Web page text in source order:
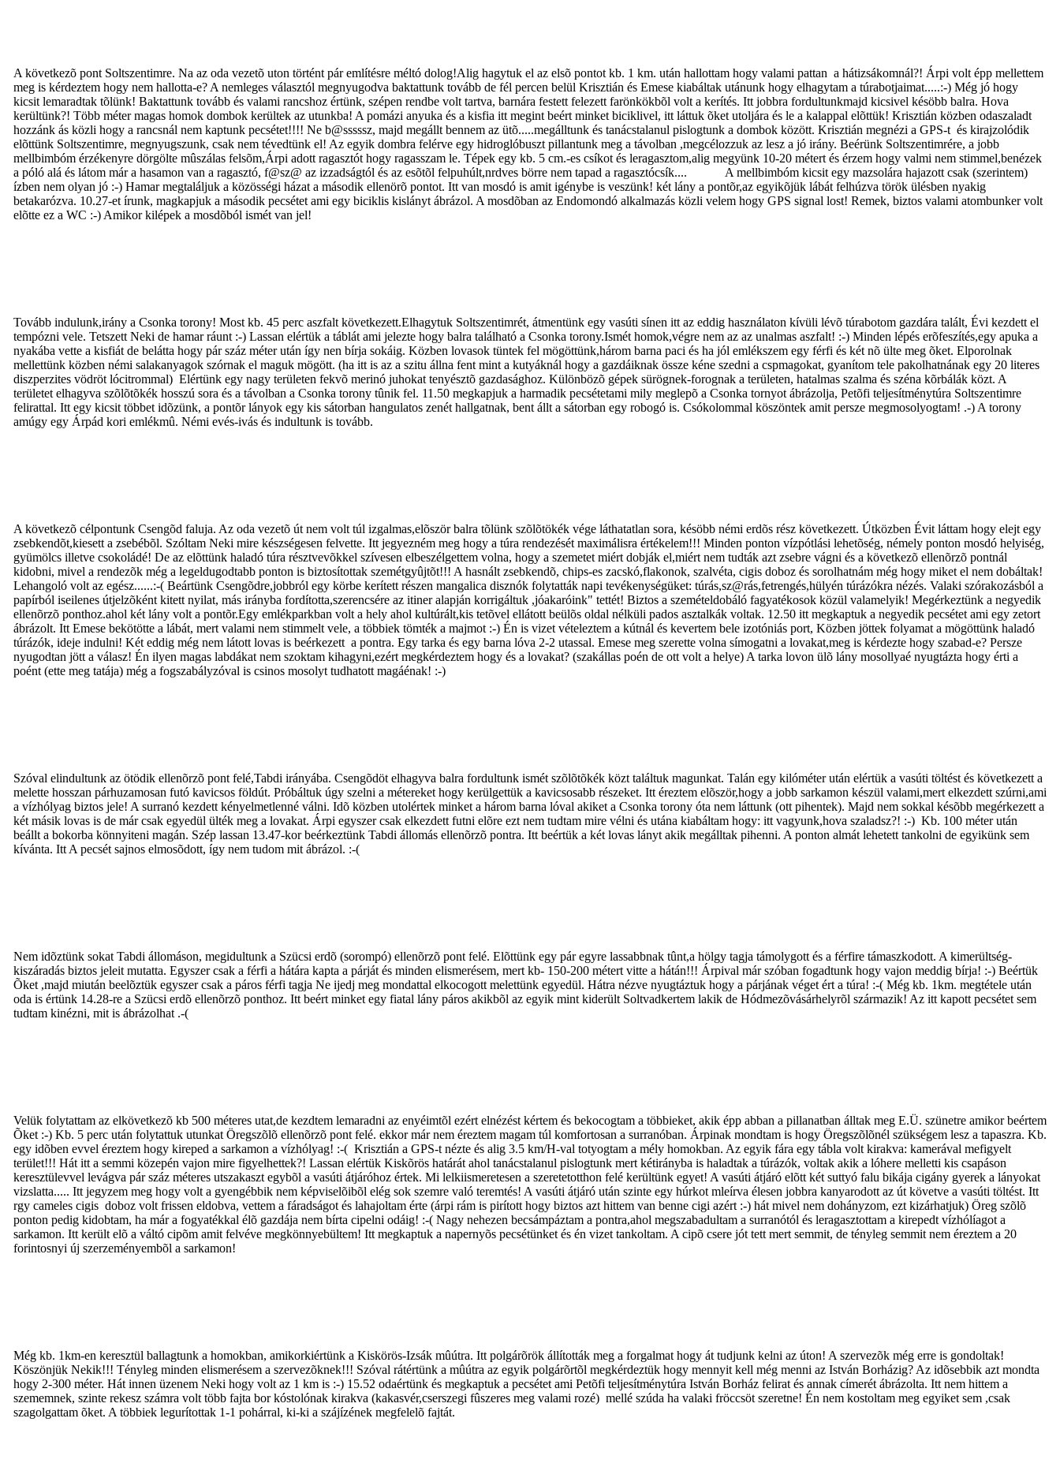
A következõ pont Soltszentimre. Na az oda vezetõ uton történt pár említésre méltó dolog!Alig hagytuk el az elsõ pontot kb. 1 km. után hallottam hogy valami pattan a hátizsákomnál?! Árpi volt épp mellettem
meg is kérdeztem hogy nem hallotta-e? A nemleges választól megnyugodva baktattunk tovább de fél percen belül Krisztián és Emese kiabáltak utánunk hogy elhagytam a túrabotjaimat.....:-) Még jó hogy
kicsit lemaradtak tõlünk! Baktattunk tovább és valami rancshoz értünk, szépen rendbe volt tartva, barnára festett felezett farönkökbõl volt a kerítés. Itt jobbra fordultunkmajd kicsivel késöbb balra. Hova
kerültünk?! Több méter magas homok dombok kerültek az utunkba! A pomázi anyuka és a kisfia itt megint beért minket biciklivel, itt láttuk õket utoljára és le a kalappal elõttük! Krisztián közben odaszaladt
hozzánk ás közli hogy a rancsnál nem kaptunk pecsétet!!!! Ne b@sssssz, majd megállt bennem az ütõ.....megálltunk és tanácstalanul pislogtunk a dombok között. Krisztián megnézi a GPS-t és kirajzolódik
elõttünk Soltszentimre, megnyugszunk, csak nem tévedtünk el! Az egyik dombra felérve egy hidroglóbuszt pillantunk meg a távolban ,megcélozzuk az lesz a jó irány. Beérünk Soltszentimrére, a jobb
mellbimbóm érzékenyre dörgölte mûszálas felsõm,Árpi adott ragasztót hogy ragasszam le. Tépek egy kb. 5 cm.-es csíkot és leragasztom,alig megyünk 10-20 métert és érzem hogy valmi nem stimmel,benézek
a póló alá és látom már a hasamon van a ragasztó, f@sz@ az izzadságtól és az esõtõl felpuhúlt,nrdves börre nem tapad a ragasztócsík.... A mellbimbóm kicsit egy mazsolára hajazott csak (szerintem)
ízben nem olyan jó :-) Hamar megtaláljuk a közösségi házat a második ellenörõ pontot. Itt van mosdó is amit igénybe is veszünk! két lány a pontõr,az egyikõjük lábát felhúzva török ülésben nyakig
betakarózva. 10.27-et írunk, magkapjuk a második pecsétet ami egy biciklis kislányt ábrázol. A mosdõban az Endomondó alkalmazás közli velem hogy GPS signal lost! Remek, biztos valami atombunker volt
elõtte ez a WC :-) Amikor kilépek a mosdõból ismét van jel!
Tovább indulunk,irány a Csonka torony! Most kb. 45 perc aszfalt következett.Elhagytuk Soltszentimrét, átmentünk egy vasúti sínen itt az eddig használaton kívüli lévõ túrabotom gazdára talált, Évi kezdett el
tempózni vele. Tetszett Neki de hamar ráunt :-) Lassan elértük a táblát ami jelezte hogy balra található a Csonka torony.Ismét homok,végre nem az az unalmas aszfalt! :-) Minden lépés erõfeszítés,egy apuka a
nyakába vette a kisfiát de belátta hogy pár száz méter után így nen bírja sokáig. Közben lovasok tüntek fel mögöttünk,három barna paci és ha jól emlékszem egy férfi és két nõ ülte meg õket. Elporolnak
mellettünk közben némi salakanyagok szórnak el maguk mögött. (ha itt is az a szitu állna fent mint a kutyáknál hogy a gazdáiknak össze kéne szedni a cspmagokat, gyanítom tele pakolhatnának egy 20 literes
diszperzites vödröt lócitrommal) Elértünk egy nagy területen fekvõ merinó juhokat tenyésztõ gazdasághoz. Különbözõ gépek sürögnek-forognak a területen, hatalmas szalma és széna kõrbálák közt. A
területet elhagyva szõlõtõkék hosszú sora és a távolban a Csonka torony tûnik fel. 11.50 megkapjuk a harmadik pecsétetami mily meglepõ a Csonka tornyot ábrázolja, Petõfi teljesítménytúra Soltszentimre
felirattal. Itt egy kicsit többet idõzünk, a pontõr lányok egy kis sátorban hangulatos zenét hallgatnak, bent állt a sátorban egy robogó is. Csókolommal köszöntek amit persze megmosolyogtam! .-) A torony
amúgy egy Árpád kori emlékmû. Némi evés-ivás és indultunk is tovább.
A következõ célpontunk Csengõd faluja. Az oda vezetõ út nem volt túl izgalmas,elõször balra tõlünk szõlõtökék vége láthatatlan sora, késöbb némi erdõs rész következett. Útközben Évit láttam hogy elejt egy
zsebkendõt,kiesett a zsebébõl. Szóltam Neki mire készségesen felvette. Itt jegyezném meg hogy a túra rendezését maximálisra értékelem!!! Minden ponton vízpótlási lehetõség, némely ponton mosdó helyiség,
gyümölcs illetve csokoládé! De az elõttünk haladó túra résztvevõkkel szívesen elbeszélgettem volna, hogy a szemetet miért dobják el,miért nem tudták azt zsebre vágni és a következõ ellenõrzõ pontnál
kidobni, mivel a rendezõk még a legeldugodtabb ponton is biztosítottak szemétgyûjtõt!!! A hasnált zsebkendõ, chips-es zacskó,flakonok, szalvéta, cigis doboz és sorolhatnám még hogy miket el nem dobáltak!
Lehangoló volt az egész......:-( Beártünk Csengõdre,jobbról egy körbe kerített részen mangalica disznók folytatták napi tevékenységüket: túrás,sz@rás,fetrengés,hülyén túrázókra nézés. Valaki szórakozásból a
papírból iseilenes útjelzõként kitett nyilat, más irányba fordította,szerencsére az itiner alapján korrigáltuk ,jóakaróink" tettét! Biztos a szemételdobáló fagyatékosok közül valamelyik! Megérkeztünk a negyedik
ellenõrzõ ponthoz.ahol két lány volt a pontõr.Egy emlékparkban volt a hely ahol kultúrált,kis tetõvel ellátott beülõs oldal nélküli pados asztalkák voltak. 12.50 itt megkaptuk a negyedik pecsétet ami egy zetort
ábrázolt. Itt Emese bekötötte a lábát, mert valami nem stimmelt vele, a többiek tömték a majmot :-) Én is vizet vételeztem a kútnál és kevertem bele izotóniás port, Közben jöttek folyamat a mögöttünk haladó
túrázók, ideje indulni! Két eddig még nem látott lovas is beérkezett a pontra. Egy tarka és egy barna lóva 2-2 utassal. Emese meg szerette volna símogatni a lovakat,meg is kérdezte hogy szabad-e? Persze
nyugodtan jött a válasz! Én ilyen magas labdákat nem szoktam kihagyni,ezért megkérdeztem hogy és a lovakat? (szakállas poén de ott volt a helye) A tarka lovon ülõ lány mosollyaé nyugtázta hogy érti a
poént (ette meg tatája) még a fogszabályzóval is csinos mosolyt tudhatott magáénak! :-)
Szóval elindultunk az ötödik ellenõrzõ pont felé,Tabdi irányába. Csengõdöt elhagyva balra fordultunk ismét szõlõtõkék közt találtuk magunkat. Talán egy kilóméter után elértük a vasúti töltést és következett a
melette hosszan párhuzamosan futó kavicsos földút. Próbáltuk úgy szelni a métereket hogy kerülgettük a kavicsosabb részeket. Itt éreztem elõször,hogy a jobb sarkamon készül valami,mert elkezdett szúrni,ami
a vízhólyag biztos jele! A surranó kezdett kényelmetlenné válni. Idõ közben utolértek minket a három barna lóval akiket a Csonka torony óta nem láttunk (ott pihentek). Majd nem sokkal késõbb megérkezett a
két másik lovas is de már csak egyedül ülték meg a lovakat. Árpi egyszer csak elkezdett futni elõre ezt nem tudtam mire vélni és utána kiabáltam hogy: itt vagyunk,hova szaladsz?! :-) Kb. 100 méter után
beállt a bokorba könnyiteni magán. Szép lassan 13.47-kor beérkeztünk Tabdi állomás ellenõrzõ pontra. Itt beértük a két lovas lányt akik megálltak pihenni. A ponton almát lehetett tankolni de egyikünk sem
kívánta. Itt A pecsét sajnos elmosõdott, így nem tudom mit ábrázol. :-(
Nem idõztünk sokat Tabdi állomáson, megidultunk a Szücsi erdõ (sorompó) ellenõrzõ pont felé. Elõttünk egy pár egyre lassabbnak tûnt,a hölgy tagja támolygott és a férfire támaszkodott. A kimerültség-
kiszáradás biztos jeleit mutatta. Egyszer csak a férfi a hátára kapta a párját és minden elismerésem, mert kb- 150-200 métert vitte a hátán!!! Árpival már szóban fogadtunk hogy vajon meddig bírja! :-) Beértük
Õket ,majd miután beelõztük egyszer csak a páros férfi tagja Ne ijedj meg mondattal elkocogott melettünk egyedül. Hátra nézve nyugtáztuk hogy a párjának véget ért a túra! :-( Még kb. 1km. megtétele után
oda is értünk 14.28-re a Szücsi erdõ ellenõrzõ ponthoz. Itt beért minket egy fiatal lány páros akikbõl az egyik mint kiderült Soltvadkertem lakik de Hódmezõvásárhelyrõl származik! Az itt kapott pecsétet sem
tudtam kinézni, mit is ábrázolhat .-(
Velük folytattam az elkövetkezõ kb 500 méteres utat,de kezdtem lemaradni az enyéimtõl ezért elnézést kértem és bekocogtam a többieket, akik épp abban a pillanatban álltak meg E.Ü. szünetre amikor beértem
Õket :-) Kb. 5 perc után folytattuk utunkat Öregszõlõ ellenõrzõ pont felé. ekkor már nem éreztem magam túl komfortosan a surranóban. Árpinak mondtam is hogy Öregszõlõnél szükségem lesz a tapaszra. Kb.
egy idõben evvel éreztem hogy kireped a sarkamon a vízhólyag! :-( Krisztián a GPS-t nézte és alig 3.5 km/H-val totyogtam a mély homokban. Az egyik fára egy tábla volt kirakva: kamerával mefigyelt
terület!!! Hát itt a semmi közepén vajon mire figyelhettek?! Lassan elértük Kiskõrös határát ahol tanácstalanul pislogtunk mert kétirányba is haladtak a túrázók, voltak akik a lóhere melletti kis csapáson
keresztülevvel levágva pár száz méteres utszakaszt egybõl a vasúti átjáróhoz értek. Mi lelkiismeretesen a szeretetotthon felé kerültünk egyet! A vasúti átjáró elõtt két suttyó falu bikája cigány gyerek a lányokat
vizslatta..... Itt jegyzem meg hogy volt a gyengébbik nem képviselõibõl elég sok szemre való teremtés! A vasúti átjáró után szinte egy húrkot mleírva élesen jobbra kanyarodott az út követve a vasúti töltést. Itt
rgy cameles cigis doboz volt frissen eldobva, vettem a fáradságot és lahajoltam érte (árpi rám is pirított hogy biztos azt hittem van benne cigi azért :-) hát mivel nem dohányzom, ezt kizárhatjuk) Öreg szõlõ
ponton pedig kidobtam, ha már a fogyatékkal élõ gazdája nem bírta cipelni odáig! :-( Nagy nehezen becsámpáztam a pontra,ahol megszabadultam a surranótól és leragasztottam a kirepedt vízhólíagot a
sarkamon. Itt került elõ a váltó cipõm amit felvéve megkönnyebültem! Itt megkaptuk a napernyõs pecsétünket és én vizet tankoltam. A cipõ csere jót tett mert semmit, de tényleg semmit nem éreztem a 20
forintosnyi új szerzeményembõl a sarkamon!
Még kb. 1km-en keresztül ballagtunk a homokban, amikorkiértünk a Kiskörös-Izsák mûútra. Itt polgárõrök állították meg a forgalmat hogy át tudjunk kelni az úton! A szervezõk még erre is gondoltak!
Köszönjük Nekik!!! Tényleg minden elismerésem a szervezõknek!!! Szóval rátértünk a mûútra az egyik polgárõrtõl megkérdeztük hogy mennyit kell még menni az István Borházig? Az idõsebbik azt mondta
hogy 2-300 méter. Hát innen üzenem Neki hogy volt az 1 km is :-) 15.52 odaértünk és megkaptuk a pecsétet ami Petõfi teljesítménytúra István Borház felirat és annak címerét ábrázolta. Itt nem hittem a
szememnek, szinte rekesz számra volt több fajta bor kóstolónak kirakva (kakasvér,cserszegi fûszeres meg valami rozé) mellé szúda ha valaki fröccsöt szeretne! Én nem kostoltam meg egyiket sem ,csak
szagolgattam õket. A többiek legurítottak 1-1 pohárral, ki-ki a szájízének megfelelõ fajtát.